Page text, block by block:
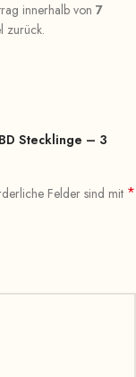
innerhalb von 7
zurück.
Stecklinge – 3
Felder sind mit *